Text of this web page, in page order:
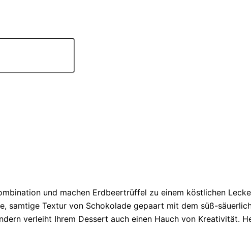
und machen Erdbeertrüffel zu einem köstlichen
samtige Textur von Schokolade gepaart mit dem süß-
verleiht Ihrem Dessert auch einen Hauch von Kreativität.